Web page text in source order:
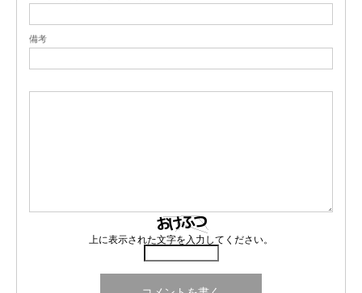
備考
上に表示された文字を入力してください。